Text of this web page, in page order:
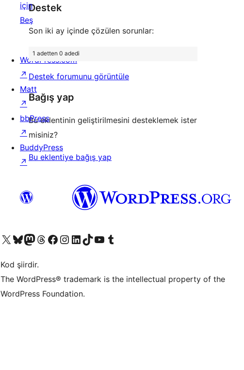
inceleme
Destek
Son iki ay içinde çözülen sorunlar:
1 adetten 0 adedi
Destek forumunu görüntüle
Bağış yap
Bu eklentinin geliştirilmesini desteklemek ister
misiniz?
Bu eklentiye bağış yap
için
Beş
WordPress.com
↗
Matt
↗
bbPress
↗
BuddyPress
↗
X (eski Twitter) hesabımıza bakın
Bluesky hesabımızı ziyaret edinMastodon hesabımızı ziyaret edinThreads hesabımızı ziyaret edinFacebook sayfamızı ziyaret edinInstagram hesabımızı ziyaret edinLinkedIn hesabımızı ziyaret edinTikTok hesabımızı ziyaret edinYouTube kanalımızı ziyaret edinTumblr hesabımızı ziyaret edin
Kod şiirdir.
The WordPress® trademark is the intellectual property of the
WordPress Foundation.